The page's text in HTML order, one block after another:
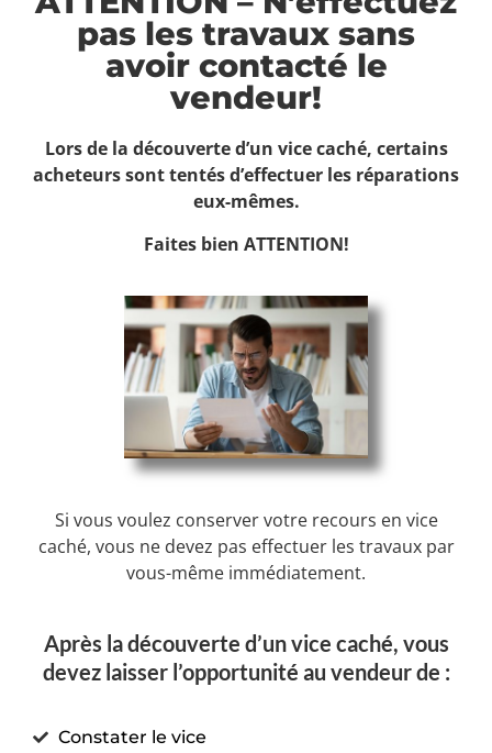
pas les travaux sans
avoir contacté le
vendeur!
Lors de la découverte d’un vice caché, certains
acheteurs sont tentés d’effectuer les réparations
eux-mêmes.
Faites bien ATTENTION!
Si vous voulez conserver votre recours en vice
caché, vous ne devez pas effectuer les travaux par
vous-même immédiatement.
Après la découverte d’un vice caché, vous
devez laisser l’opportunité au vendeur de :
Constater le vice